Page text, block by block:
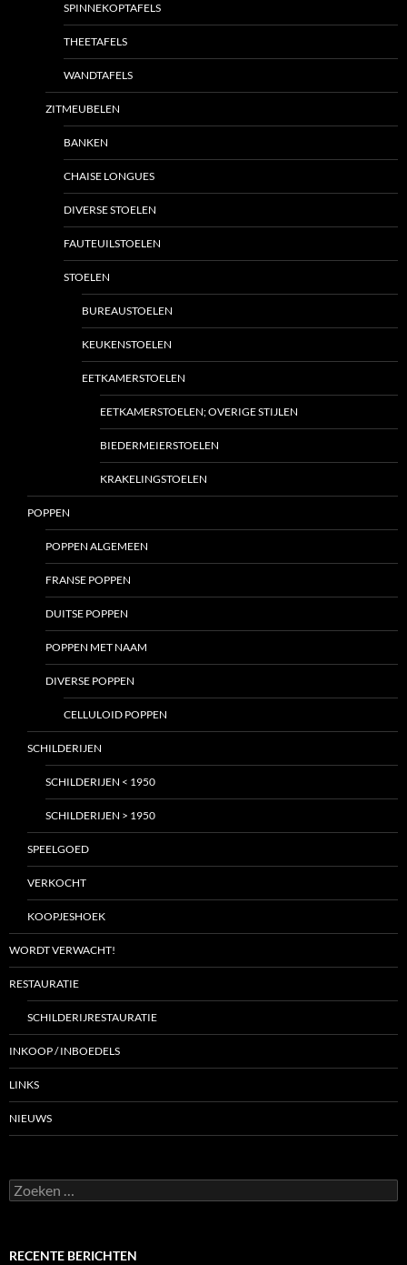
SPINNEKOPTAFELS
THEETAFELS
WANDTAFELS
ZITMEUBELEN
BANKEN
CHAISE LONGUES
DIVERSE STOELEN
FAUTEUILSTOELEN
STOELEN
BUREAUSTOELEN
KEUKENSTOELEN
EETKAMERSTOELEN
EETKAMERSTOELEN; OVERIGE STIJLEN
BIEDERMEIERSTOELEN
KRAKELINGSTOELEN
POPPEN
POPPEN ALGEMEEN
FRANSE POPPEN
DUITSE POPPEN
POPPEN MET NAAM
DIVERSE POPPEN
CELLULOID POPPEN
SCHILDERIJEN
SCHILDERIJEN < 1950
SCHILDERIJEN > 1950
SPEELGOED
VERKOCHT
KOOPJESHOEK
WORDT VERWACHT!
RESTAURATIE
SCHILDERIJRESTAURATIE
INKOOP / INBOEDELS
LINKS
NIEUWS
Zoeken
naar:
RECENTE BERICHTEN